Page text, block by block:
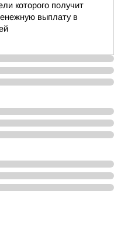
которого получит
выплату в